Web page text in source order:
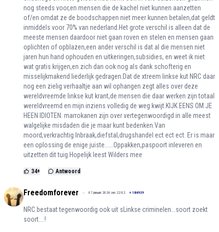
nog steeds voor,en mensen die de kachel niet kunnen aanzetten
of/en omdat ze de boodschappen niet meer kunnen betalen,dat geldt
inmiddels voor 70% van nederland.Het grote verschil is alleen dat de
meeste mensen daardoor niet gaan roven en stelen en mensen gaan
oplichten of opblazen,een ander verschil is dat al die mensen niet
jaren hun hand ophouden en uitkeringen,subsidies, en weet ik niet
wat gratis krijgen,en zich dan ook nog als dank schofterig en
misselijkmakend liederlijk gedragen.Dat de xtreem linkse kut NRC daar
nog een zielig verhaaltje aan wil ophangen zegt alles over deze
wereldvreemde linkse kut krant,de mensen die daar werken zijn totaal
wereldvreemd en mijn inziens volledig de weg kwijt.KIJK EENS OM JE
HEEN IDIOTEN. marrokanen zijn over vertegenwoordigd in alle meest
walgelijke misdaden die je maar kunt bedenken.Van
moord,verkrachtig Inbraak,diefstal,drugshandel ect ect ect. Er is maar
een oplossing de enige juiste......Oppakken,paspoort inleveren en
uitzetten dit tuig.Hopelijk leest Wilders mee
34+ Antwoord
Freedomforever 07 januari 2024 om 22:02 + 184939
NRC bestaat tegenwoordig ook uit sLinkse criminelen...soort zoekt
soort....!